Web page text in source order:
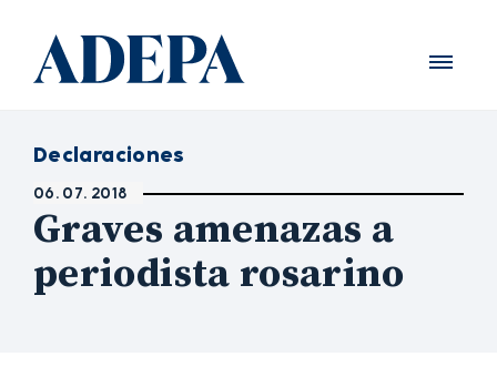
Declaraciones
06. 07. 2018
Graves amenazas a
periodista rosarino